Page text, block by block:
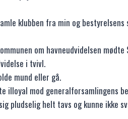
klubben fra min og
om havneudvidelsen
i tvivl.
mund eller gå.
illoyal mod generalforsamlingens
pludselig helt tavs og kunne ikke